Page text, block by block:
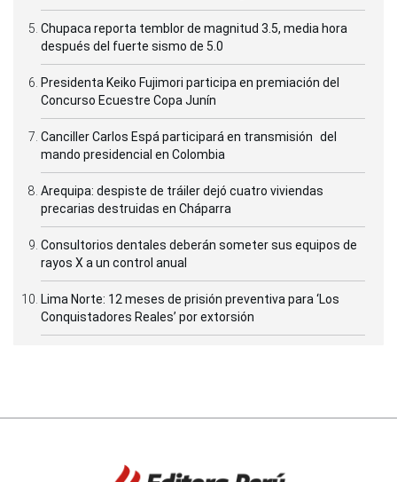
Chupaca reporta temblor de magnitud 3.5, media hora
después del fuerte sismo de 5.0
Presidenta Keiko Fujimori participa en premiación del
Concurso Ecuestre Copa Junín
Canciller Carlos Espá participará en transmisión del
mando presidencial en Colombia
Arequipa: despiste de tráiler dejó cuatro viviendas
precarias destruidas en Cháparra
Consultorios dentales deberán someter sus equipos de
rayos X a un control anual
Lima Norte: 12 meses de prisión preventiva para ‘Los
Conquistadores Reales’ por extorsión